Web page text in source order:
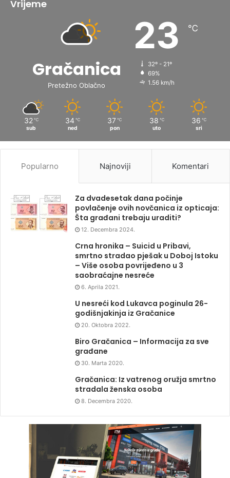
Vrijeme
Gračanica
Pretežno Oblačno
23 ℃
32º - 21º
69%
1.56 km/h
32 ℃
sub
34 ℃
ned
37 ℃
pon
38 ℃
uto
36 ℃
sri
Popularno Najnoviji Komentari
Za dvadesetak dana počinje
povlačenje ovih novčanica iz opticaja:
Šta građani trebaju uraditi?
12. Decembra 2024.
Crna hronika – Suicid u Pribavi,
smrtno stradao pješak u Doboj Istoku
– Više osoba povrijeđeno u 3
saobraćajne nesreće
6. Aprila 2021.
U nesreći kod Lukavca poginula 26-
godišnjakinja iz Gračanice
20. Oktobra 2022.
Biro Gračanica – Informacija za sve
građane
30. Marta 2020.
Gračanica: Iz vatrenog oružja smrtno
stradala ženska osoba
8. Decembra 2020.